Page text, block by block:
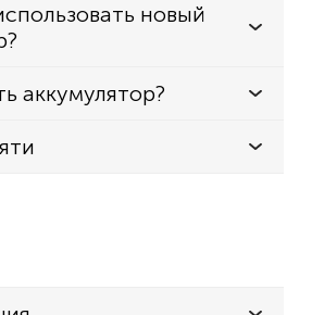
новый
аккумулятор?